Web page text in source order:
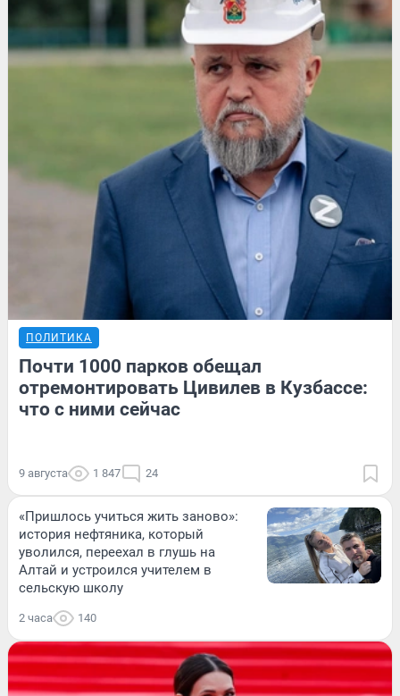
ПОЛИТИКА
Почти 1000 парков обещал
отремонтировать Цивилев в Кузбассе:
что с ними сейчас
9 августа 1 847 24
«Пришлось учиться жить заново»:
история нефтяника, который
уволился, переехал в глушь на
Алтай и устроился учителем в
сельскую школу
2 часа 140